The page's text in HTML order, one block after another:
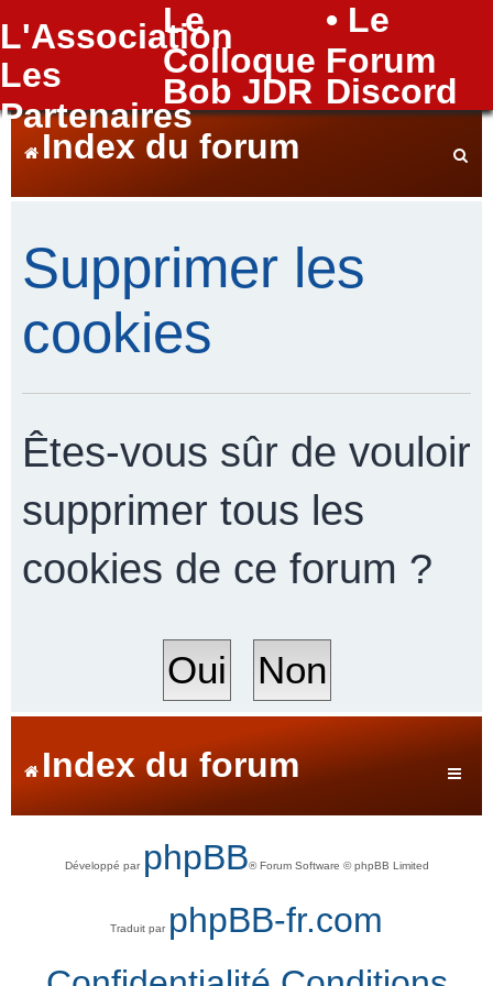
L'Association
Le
Colloque
• Le
Forum
Les
Partenaires
Bob JDR Discord
FAQ
Index du forum
h
h
e
Supprimer les
cookies
Êtes-vous sûr de vouloir
supprimer tous les
cookies de ce forum ?
Index du forum
Développé par phpBB® Forum Software © phpBB Limited
Traduit par phpBB-fr.com